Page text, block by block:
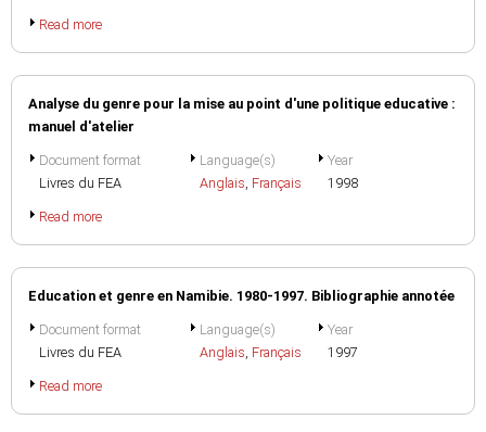
Read more
Analyse du genre pour la mise au point d'une politique educative :
manuel d'atelier
Document format
Livres du FEA
Language(s)
Anglais, Français
Year
1998
Read more
Education et genre en Namibie. 1980-1997. Bibliographie annotée
Document format
Livres du FEA
Language(s)
Anglais, Français
Year
1997
Read more